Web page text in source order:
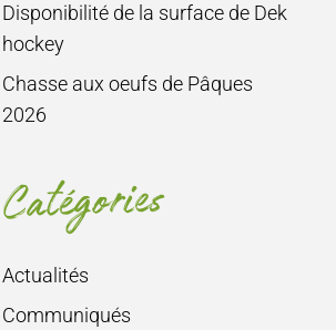
Disponibilité de la surface de Dek
hockey
Chasse aux oeufs de Pâques
2026
Catégories
Actualités
Communiqués